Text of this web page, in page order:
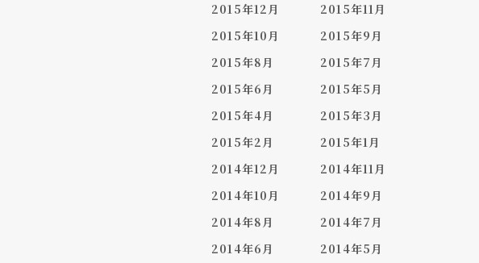
2015年12月
2015年11月
2015年10月
2015年9月
2015年8月
2015年7月
2015年6月
2015年5月
2015年4月
2015年3月
2015年2月
2015年1月
2014年12月
2014年11月
2014年10月
2014年9月
2014年8月
2014年7月
2014年6月
2014年5月